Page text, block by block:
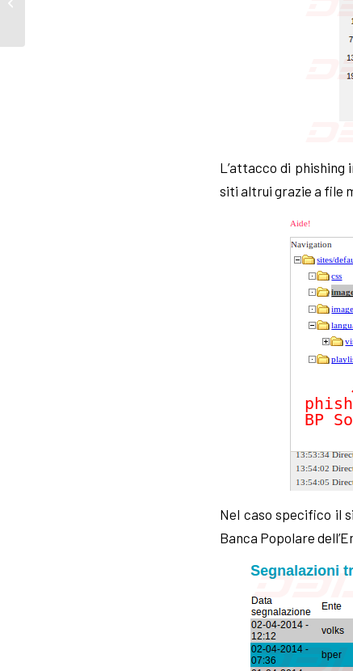
L’attacco di
siti altrui grazie a file
Nel caso specifico il
Banca Popolare